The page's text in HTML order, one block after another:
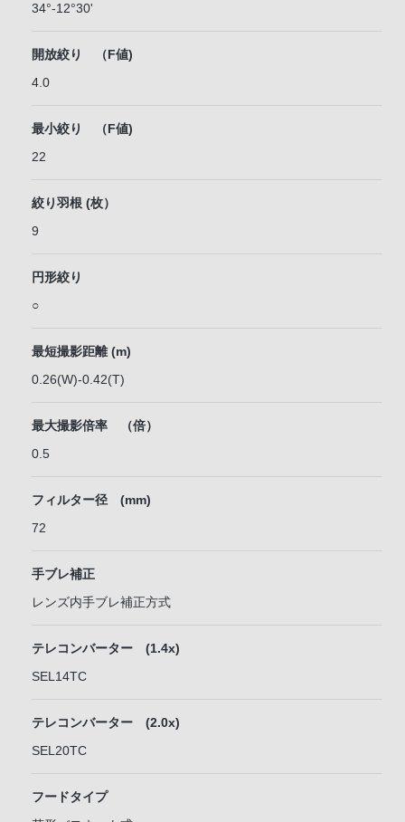
34°-12°30'
開放絞り （F値)
4.0
最小絞り （F値)
22
絞り羽根 (枚）
9
円形絞り
○
最短撮影距離 (m)
0.26(W)-0.42(T)
最大撮影倍率 （倍）
0.5
フィルター径 (mm)
72
手ブレ補正
レンズ内手ブレ補正方式
テレコンバーター (1.4x)
SEL14TC
テレコンバーター (2.0x)
SEL20TC
フードタイプ